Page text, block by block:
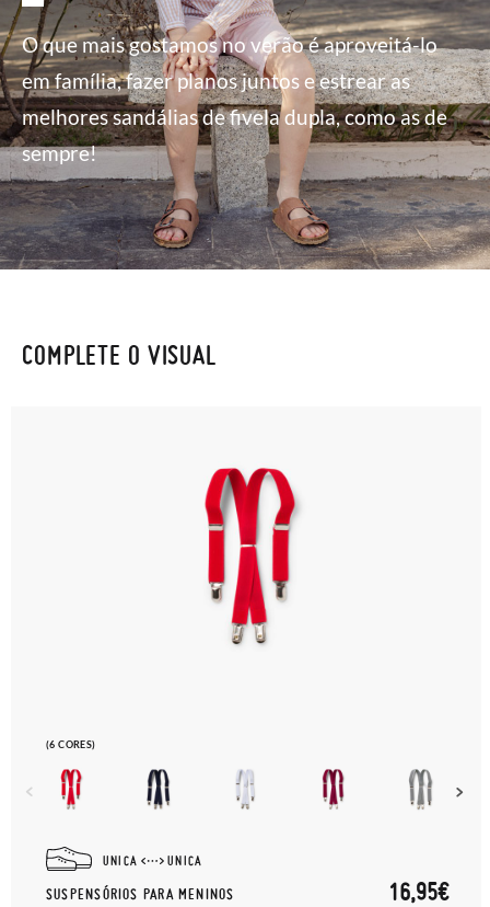
O que mais gostamos no verão é aproveitá-lo
em família, fazer planos juntos e estrear as
melhores sandálias de fivela dupla, como as de
sempre!
COMPLETE O VISUAL
(6 CORES)
UNICA UNICA
SUSPENSÓRIOS PARA MENINOS 16,95€